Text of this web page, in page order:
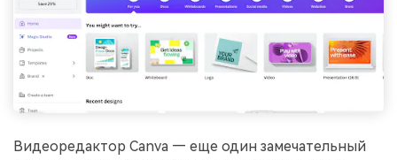
Видеоредактор Canva — еще один замечательный